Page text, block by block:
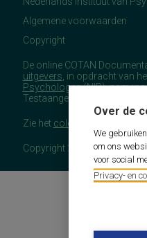
Over de
We
om ons
voor social
Privacy- en
Algemene voorwaarden
Copyright
De online COTAN
uitgevers , in opdracht van
Psychologen(NIP),
Testaangelegenheden
Zie het colofon
Copyright 2026 - COTAN